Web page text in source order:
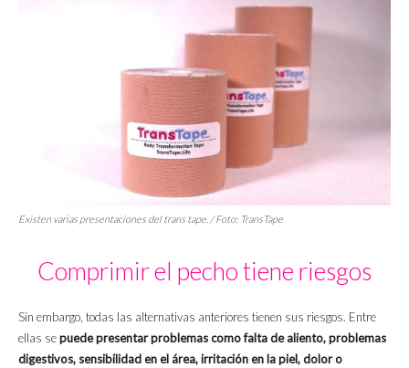
Existen varias presentaciones del trans tape. / Foto: TransTape
Comprimir el pecho tiene riesgos
Sin embargo, todas las alternativas anteriores tienen sus riesgos. Entre
ellas sepuede presentar problemas como falta de aliento, problemas
digestivos, sensibilidad en el área, irritación en la piel, dolor o